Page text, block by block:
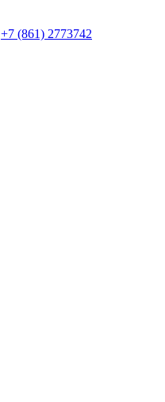
+7 (861) 2773742